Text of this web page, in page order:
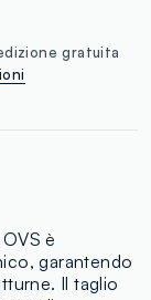
gratuita
è
garantendo
Il taglio